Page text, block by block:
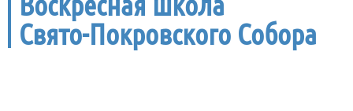
Свято-Покровского Собора